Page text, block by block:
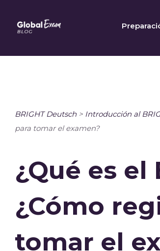
content
BRIGHT Deutsch > Introducción al
para tomar el examen?
¿Qué es el
¿Cómo
tomar el